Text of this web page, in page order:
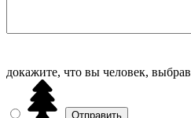
докажите, что вы человек, выбрав